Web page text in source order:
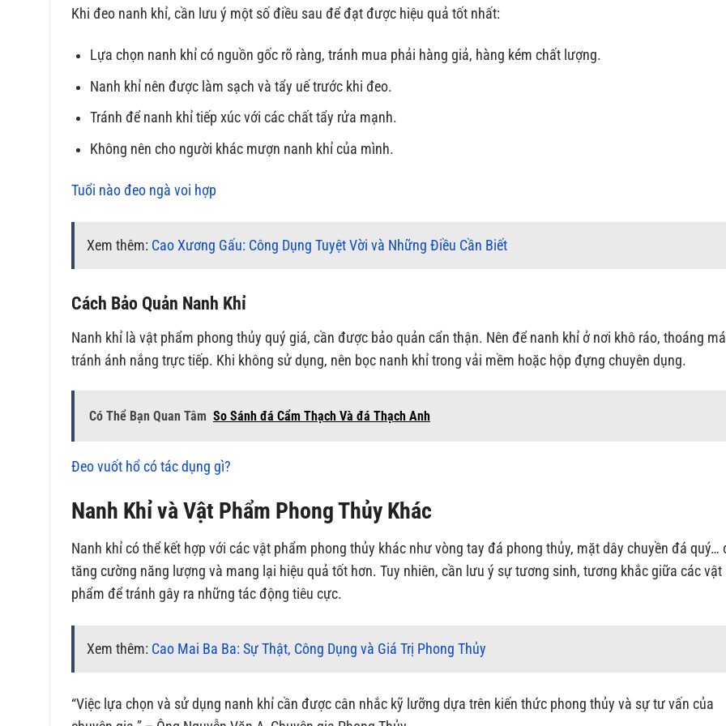
Khi đeo nanh khỉ, cần lưu ý một số điều sau để đạt được hiệu quả tốt nhất:
Lựa chọn nanh khỉ có nguồn gốc rõ ràng, tránh mua phải hàng giả, hàng kém chất lượng.
Nanh khỉ nên được làm sạch và tẩy uế trước khi đeo.
Tránh để nanh khỉ tiếp xúc với các chất tẩy rửa mạnh.
Không nên cho người khác mượn nanh khỉ của mình.
Tuổi nào đeo ngà voi hợp
Xem thêm: Cao Xương Gấu: Công Dụng Tuyệt Vời và Những Điều Cần Biết
Cách Bảo Quản Nanh Khỉ
Nanh khỉ là vật phẩm phong thủy quý giá, cần được bảo quản cẩn thận. Nên để nanh khỉ ở nơi khô ráo, thoáng
tránh ánh nắng trực tiếp. Khi không sử dụng, nên bọc nanh khỉ trong vải mềm hoặc hộp đựng chuyên dụng.
Có Thể Bạn Quan Tâm So Sánh đá Cẩm Thạch Và đá Thạch Anh
Đeo vuốt hổ có tác dụng gì?
Nanh Khỉ và Vật Phẩm Phong Thủy Khác
Nanh khỉ có thể kết hợp với các vật phẩm phong thủy khác như vòng tay đá phong thủy, mặt dây chuyền đá quý…
tăng cường năng lượng và mang lại hiệu quả tốt hơn. Tuy nhiên, cần lưu ý sự tương sinh, tương khắc giữa các vật
phẩm để tránh gây ra những tác động tiêu cực.
Xem thêm: Cao Mai Ba Ba: Sự Thật, Công Dụng và Giá Trị Phong Thủy
“Việc lựa chọn và sử dụng nanh khỉ cần được cân nhắc kỹ lưỡng dựa trên kiến thức phong thủy và sự tư vấn của